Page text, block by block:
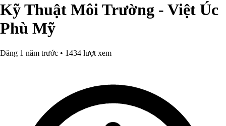
Kỹ Thuật Môi Trường - Việt Úc
Phù Mỹ
Đăng 1 năm trước • 1434 lượt xem